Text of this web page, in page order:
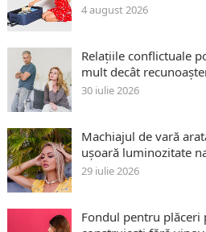
4 august 2026
Relațiile conflictuale
mult decât
30 iulie 2026
Machiajul de vară
ușoară luminozitate
29 iulie 2026
Fondul pentru plăceri